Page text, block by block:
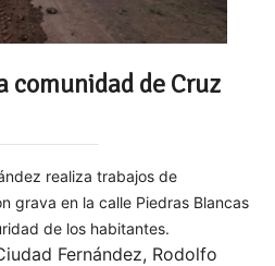
comunidad de Cruz
realiza trabajos de
grava en la calle Piedras Blancas
de los habitantes.
Fernández, Rodolfo